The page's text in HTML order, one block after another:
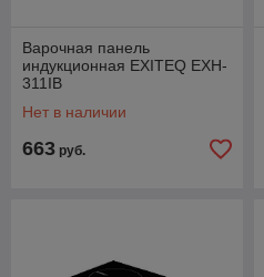
Варочная панель
индукционная EXITEQ EXH-
311IB
Нет в наличии
663 руб.